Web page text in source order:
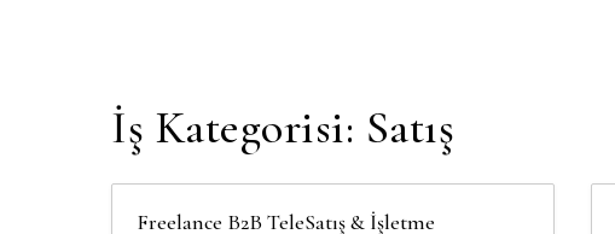
İş Kategorisi: Satış
Freelance B2B TeleSatış & İşletme